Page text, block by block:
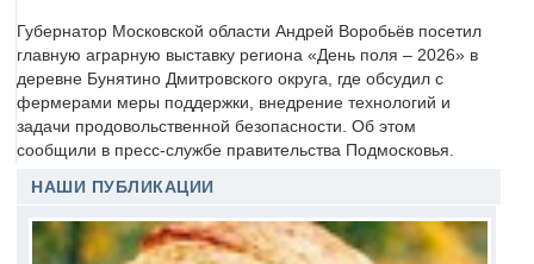
Губернатор Московской области Андрей Воробьёв посетил
главную аграрную выставку региона «День поля – 2026» в
деревне Бунятино Дмитровского округа, где обсудил с
фермерами меры поддержки, внедрение технологий и
задачи продовольственной безопасности. Об этом
сообщили в пресс-службе правительства Подмосковья.
НАШИ ПУБЛИКАЦИИ